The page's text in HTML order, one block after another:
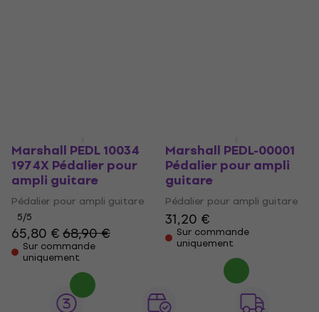
Marshall PEDL 10034
1974X Pédalier pour
ampli guitare
Pédalier pour ampli guitare
5/5
65,80 €68,90 €
Sur commande
uniquement
Marshall PEDL-00001
Pédalier pour ampli
guitare
Pédalier pour ampli guitare
31,20 €
Sur commande
uniquement